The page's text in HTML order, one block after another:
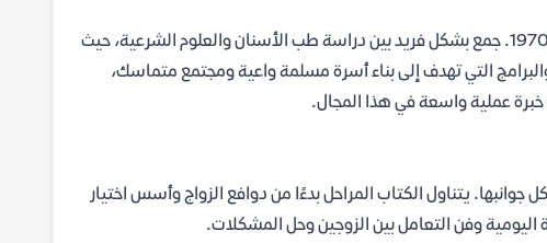
الدكتور محمد خير الشعال هو عالم وداعية سوري، ولد في دمشق عام 1970. جمع بشكل فريد بين دراسة طب الأسنان والعلوم الشرعية، حيث
التي تهدف إلى بناء أسرة مسلمة واعية ومجتمع متماسك،
جوانبها. يتناول الكتاب المراحل بدءًا من دوافع الزواج وأسس اختيار
اليومية وفن التعامل بين الزوجين وحل المشكلات.